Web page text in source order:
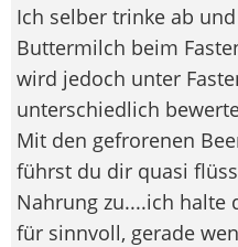
Ich selber trinke ab
Buttermilch beim
wird jedoch unter
unterschiedlich
Mit den gefrorenen
führst du dir quasi
Nahrung zu....ich halte
für sinnvoll, gerade